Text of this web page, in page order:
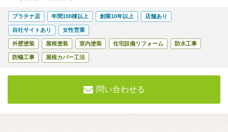
特
徴
・
こ
プラチナ店 年間100棟以上 創業10年以上 店舗あり
自社サイトあり 女性営業
対
応
サ
外壁塗装 屋根塗装 室内塗装 住宅設備リフォーム 防水工事
防蟻工事 屋根カバー工法
問い合わせる